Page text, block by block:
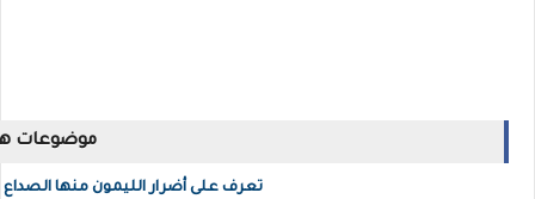
موضوعات
تعرف على أضرار الليمون منها